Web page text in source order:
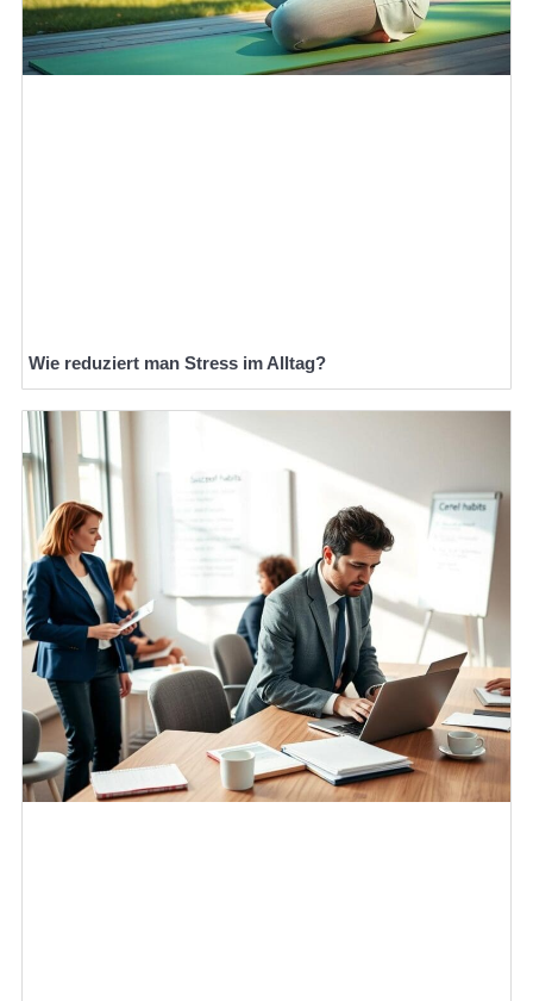
Wie reduziert man Stress im Alltag?